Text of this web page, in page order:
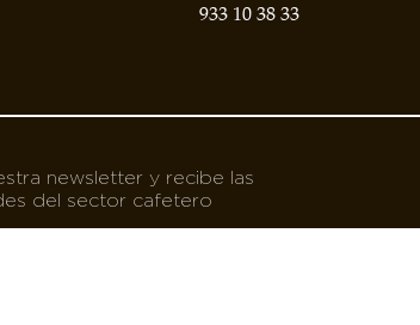
933 10 38 33
newsletter y recibe las
del sector cafetero